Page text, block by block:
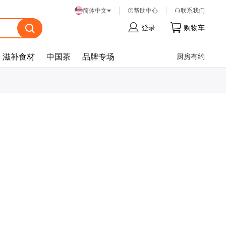
简体中文 帮助中心 联系我们
登录 购物车
滋补食材 中国茶 品牌专场 厨房有约